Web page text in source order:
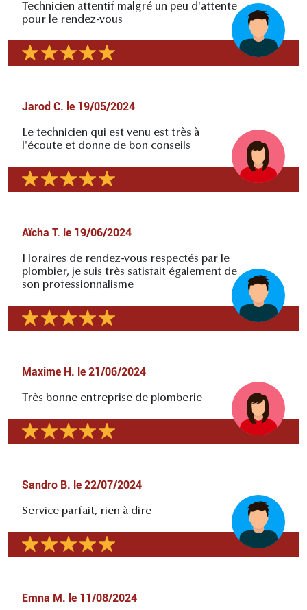
Technicien attentif malgré un peu d'attente
pour le rendez-vous
Jarod C. le 19/05/2024
Le technicien qui est venu est très à
l'écoute et donne de bon conseils
Aïcha T. le 19/06/2024
Horaires de rendez-vous respectés par le
plombier, je suis très satisfait également de
son professionnalisme
Maxime H. le 21/06/2024
Très bonne entreprise de plomberie
Sandro B. le 22/07/2024
Service parfait, rien à dire
Emna M. le 11/08/2024